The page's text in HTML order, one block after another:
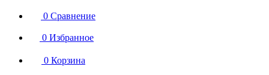
0 Сравнение
0 Избранное
0 Корзина